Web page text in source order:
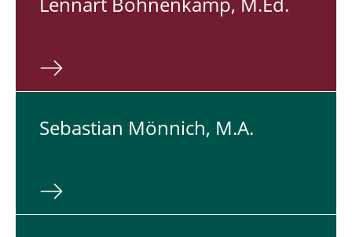
Se­bas­ti­an Mönnich, M.A.